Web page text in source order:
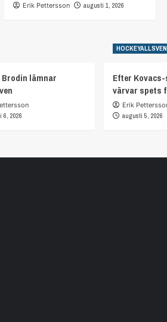
Erik Pettersson augusti 1, 2026
Brodin lämnar
6, 2026
Efter
värvar spets
Erik
augusti 5, 2026